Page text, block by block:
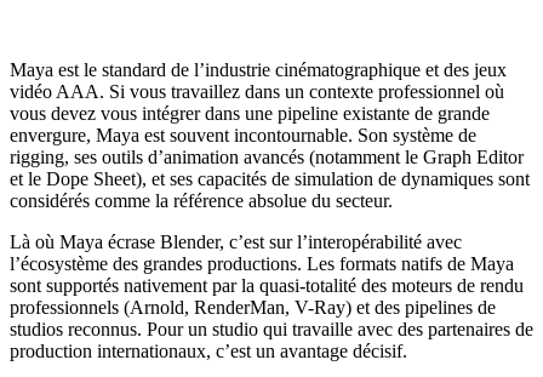
Maya est le standard de l’industrie cinématographique et des jeux
vidéo AAA. Si vous travaillez dans un contexte professionnel où
vous devez vous intégrer dans une pipeline existante de grande
envergure, Maya est souvent incontournable. Son système de
rigging, ses outils d’animation avancés (notamment le Graph Editor
et le Dope Sheet), et ses capacités de simulation de dynamiques sont
considérés comme la référence absolue du secteur.
Là où Maya écrase Blender, c’est sur l’interopérabilité avec
l’écosystème des grandes productions. Les formats natifs de Maya
sont supportés nativement par la quasi-totalité des moteurs de rendu
professionnels (Arnold, RenderMan, V-Ray) et des pipelines de
studios reconnus. Pour un studio qui travaille avec des partenaires de
production internationaux, c’est un avantage décisif.